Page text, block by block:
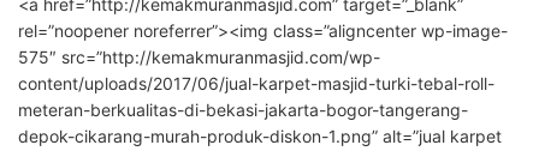
<a href=”http://kemakmuranmasjid.com” target=”_blank”
rel=”noopener noreferrer”><img class=”aligncenter wp-image-
575″ src=”http://kemakmuranmasjid.com/wp-
content/uploads/2017/06/jual-karpet-masjid-turki-tebal-roll-
meteran-berkualitas-di-bekasi-jakarta-bogor-tangerang-
depok-cikarang-murah-produk-diskon-1.png” alt=”jual karpet